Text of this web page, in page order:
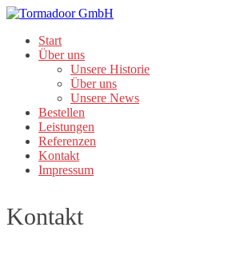
Start
Über uns
Unsere Historie
Über uns
Unsere News
Bestellen
Leistungen
Referenzen
Kontakt
Impressum
Kontakt